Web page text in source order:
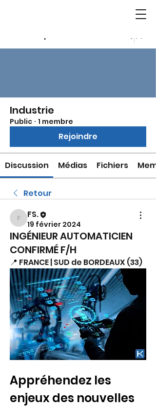
Industrie
Public · 1 membre
Rejoindre
Discussion Médias Fichiers
Retour
FS.
FS.
19 février 2024
INGÉNIEUR AUTOMATICIEN
CONFIRMÉ F/H
📍 FRANCE | SUD de BORDEAUX (33)
Appréhendez les
enjeux des nouvelles